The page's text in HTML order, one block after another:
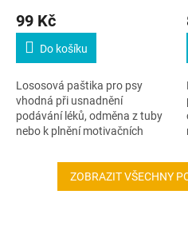
99 Kč
Do košíku
Lososová paštika pro psy
vhodná při usnadnění
podávání léků, odměna z tuby
nebo k plnění motivačních
ZOBRAZIT VŠECHNY